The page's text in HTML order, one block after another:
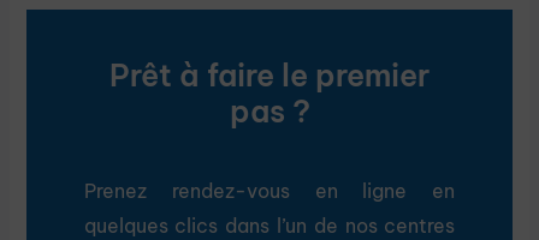
Prêt à faire le premier
pas ?
Prenez rendez-vous en ligne en
quelques clics dans l’un de nos centres